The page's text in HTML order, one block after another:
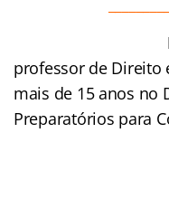
professor de Direito
mais de 15 anos no
Preparatórios para